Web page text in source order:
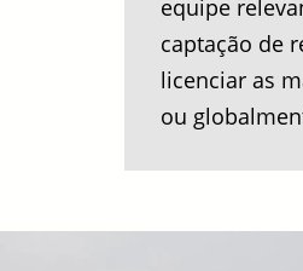
equipe
captação de
licenciar as
ou